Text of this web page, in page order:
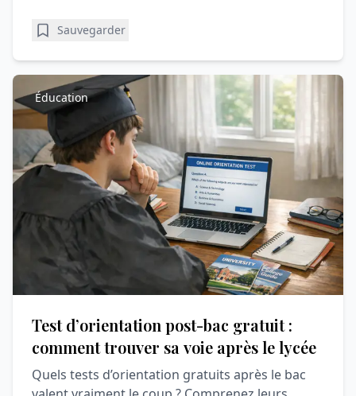
Sauvegarder
Éducation
Test d’orientation post-bac gratuit :
comment trouver sa voie après le lycée
Quels tests d’orientation gratuits après le bac